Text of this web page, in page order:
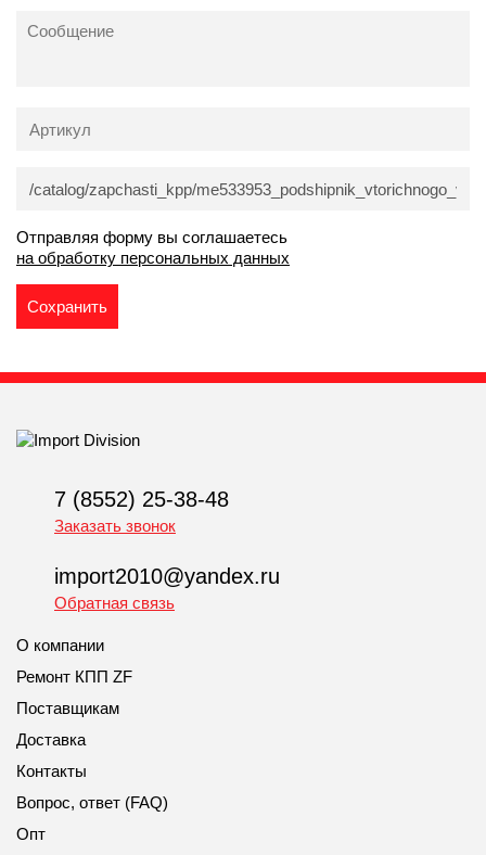
Отправляя форму вы соглашаетесь
на обработку персональных данных
7 (8552) 25-38-48
Заказать звонок
import2010@yandex.ru
Обратная связь
О компании
Ремонт КПП ZF
Поставщикам
Доставка
Контакты
Вопрос, ответ (FAQ)
Опт